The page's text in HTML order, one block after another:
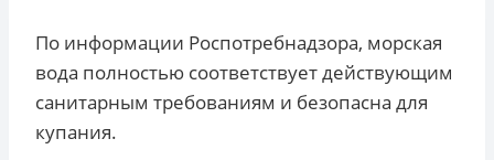
По информации Роспотребнадзора, морская
вода полностью соответствует действующим
санитарным требованиям и безопасна для
купания.